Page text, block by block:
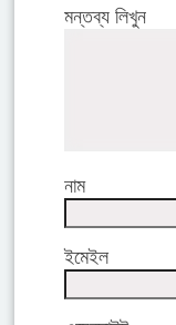
মন্তব্য লিখুন
নাম
ইমেইল